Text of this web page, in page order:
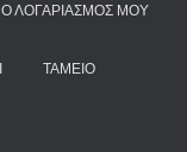
Ο ΛΟΓΑΡΙΑΣΜΌΣ ΜΟΥ
ΤΑΜΕΊΟ